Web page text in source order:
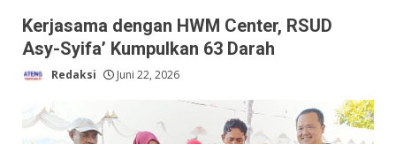
Kerjasama dengan HWM Center, RSUD
Asy-Syifa’ Kumpulkan 63 Darah
Redaksi Juni 22, 2026